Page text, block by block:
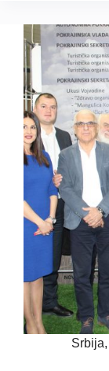
Srbija,